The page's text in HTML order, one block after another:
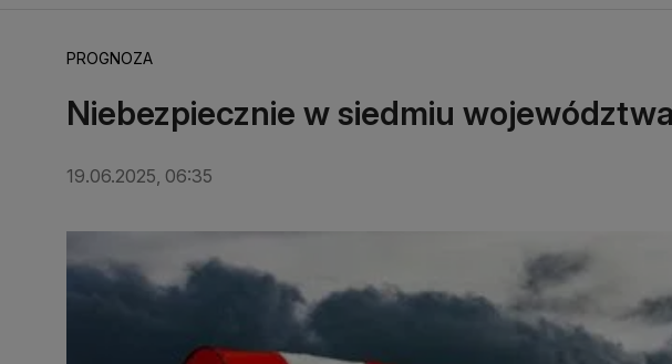
PROGNOZA
Niebezpiecznie w siedmiu
19.06.2025, 06:35